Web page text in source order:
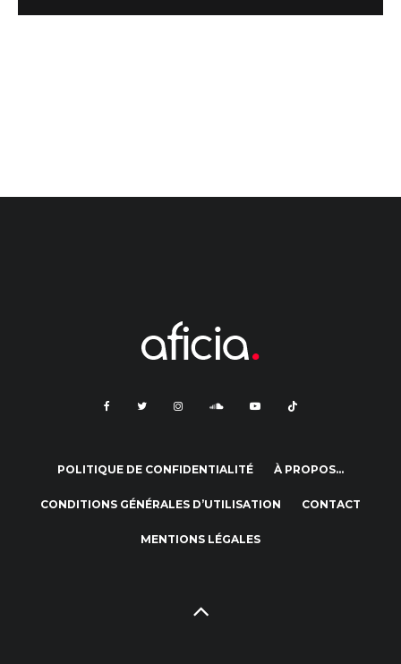
POLITIQUE DE CONFIDENTIALITÉ À PROPOS…
CONDITIONS GÉNÉRALES D’UTILISATION CONTACT
MENTIONS LÉGALES